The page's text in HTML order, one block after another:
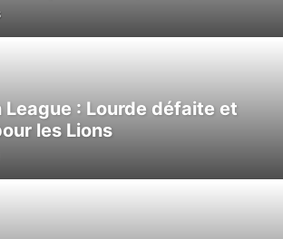
League : Lourde défaite et
les Lions